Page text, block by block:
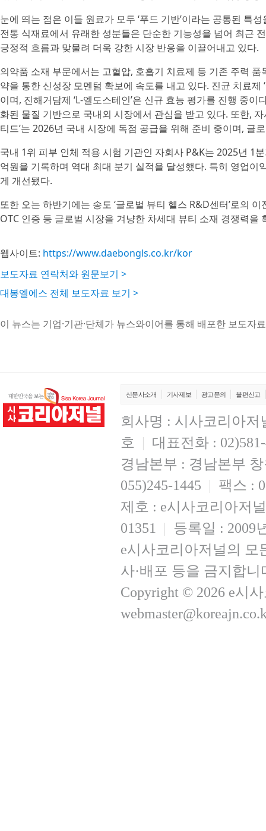
눈에 띄는 점은 이들 원료가 모두 ‘푸드 기반’이라는 공통된 특
전통 식재료에서 유래한 성분들은 단순한 기능성을 넘어 최근
긍정적 흐름과 맞물려 더욱 강한 시장 반응을 이끌어내고 있다.
의약품 소재 부문에서는 고혈압, 호흡기 치료제 등 기존 주력
약을 통한 신성장 모멘텀 확보에 속도를 내고 있다. 진균 치료제
이며, 진해거담제 ‘L-엘도스테인’은 신규 효능 평가를 진행 중
화된 물질 기반으로 국내외 시장에서 관심을 받고 있다. 또한,
티드’는 2026년 국내 시장에 독점 공급을 위해 준비 중이며, 글
국내 1위 피부 인체 적용 시험 기관인 자회사 P&K는 2025년 1
억원을 기록하며 역대 최대 분기 실적을 달성했다. 특히 영업이
게 개선됐다.
또한 오는 하반기에는 송도 ‘글로벌 뷰티 헬스 R&D센터’로의
OTC 인증 등 글로벌 시장을 겨냥한 차세대 뷰티 소재 경쟁력을
웹사이트: https://www.daebongls.co.kr/kor
보도자료 연락처와 원문보기 >
대봉엘에스 전체 보도자료 보기 >
이 뉴스는 기업·기관·단체가 뉴스와이어를 통해 배포한 보도자